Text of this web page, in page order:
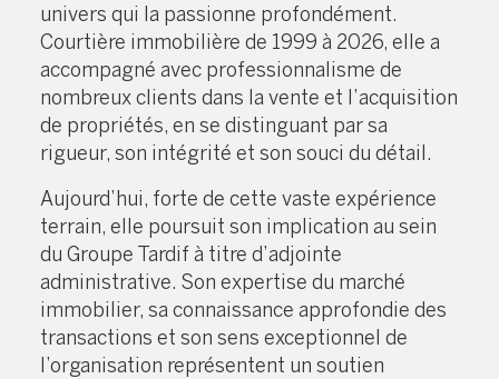
univers qui la passionne profondément.
Courtière immobilière de 1999 à 2026, elle a
accompagné avec professionnalisme de
nombreux clients dans la vente et l’acquisition
de propriétés, en se distinguant par sa
rigueur, son intégrité et son souci du détail.
Aujourd’hui, forte de cette vaste expérience
terrain, elle poursuit son implication au sein
du Groupe Tardif à titre d’adjointe
administrative. Son expertise du marché
immobilier, sa connaissance approfondie des
transactions et son sens exceptionnel de
l’organisation représentent un soutien